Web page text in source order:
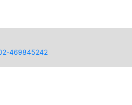
469845242